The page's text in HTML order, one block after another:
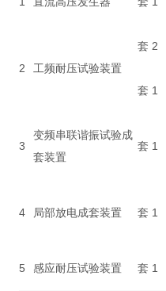
2 工频耐压试验装置
套 2
套 1
3
变频串联谐振试验成
套装置
套 1
4 局部放电成套装置 套 1
5 感应耐压试验装置 套 1